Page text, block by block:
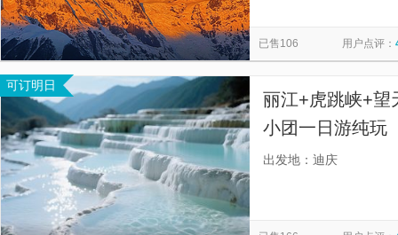
浏
览
信
息
纳帕海观景台 束河古镇 贺龙桥
千年菩提树 拉市海茶马古道 圣伊莱尔-圣梅曼 白
梅里雪山国家公园景区-日照金山
梅里雪山观景台 丽江千古情 大理古城
已售106 用户点评：
可订明日
丽江+虎跳峡+望
小团一日游纯玩
华景点：上虎跳
出发地：迪庆